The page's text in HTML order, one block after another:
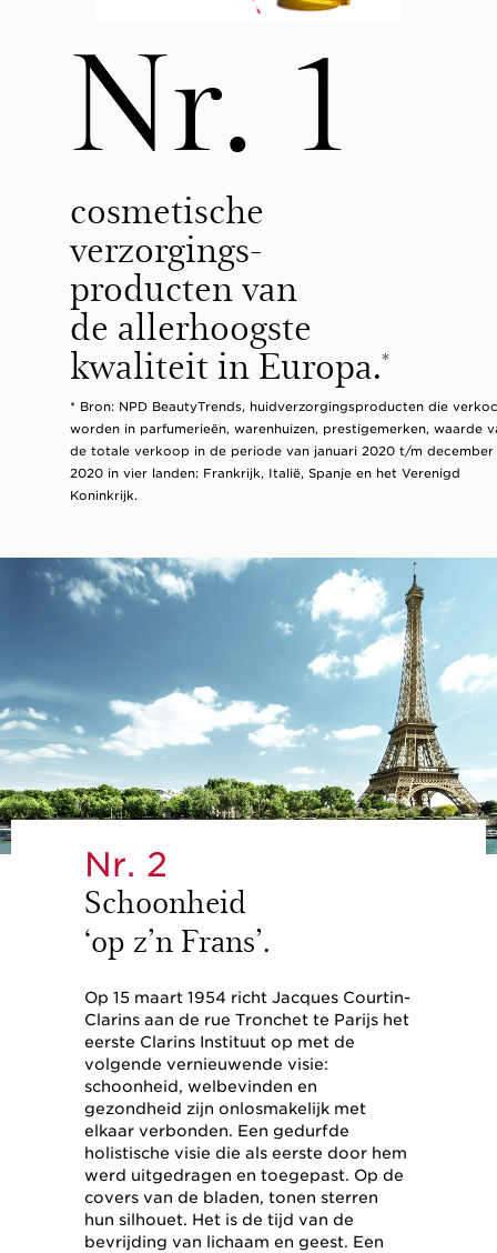
Nr. 1
cosmetische
verzorgings-
producten van
de allerhoogste
kwaliteit in Europa.*
* Bron: NPD BeautyTrends, huidverzorgingsproducten die
worden in parfumerieën, warenhuizen, prestigemerken, waarde
de totale verkoop in de periode van januari 2020 t/m december
2020 in vier landen: Frankrijk, Italië, Spanje en het Verenigd
Koninkrijk.
Nr. 2
Schoonheid
‘op z’n Frans’.
Op 15 maart 1954 richt Jacques Courtin-
Clarins aan de rue Tronchet te Parijs het
eerste Clarins Instituut op met de
volgende vernieuwende visie:
schoonheid, welbevinden en
gezondheid zijn onlosmakelijk met
elkaar verbonden. Een gedurfde
holistische visie die als eerste door hem
werd uitgedragen en toegepast. Op de
covers van de bladen, tonen sterren
hun silhouet. Het is de tijd van de
bevrijding van lichaam en geest. Een